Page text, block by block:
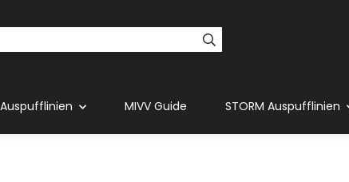
MIVV Guide STORM Auspufflinien